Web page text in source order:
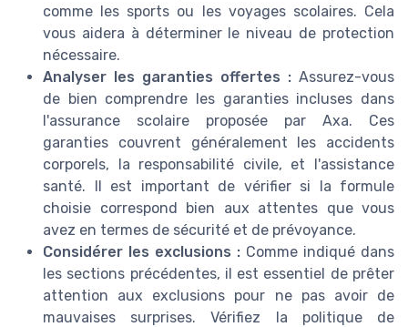
comme les sports ou les voyages scolaires. Cela
vous aidera à déterminer le niveau de protection
nécessaire.
Analyser les garanties offertes : Assurez-vous
de bien comprendre les garanties incluses dans
l'assurance scolaire proposée par Axa. Ces
garanties couvrent généralement les accidents
corporels, la responsabilité civile, et l'assistance
santé. Il est important de vérifier si la formule
choisie correspond bien aux attentes que vous
avez en termes de sécurité et de prévoyance.
Considérer les exclusions : Comme indiqué dans
les sections précédentes, il est essentiel de prêter
attention aux exclusions pour ne pas avoir de
mauvaises surprises. Vérifiez la politique de